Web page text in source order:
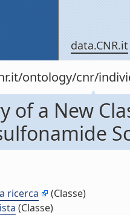
data.CNR.it
ontology/cnr/
of a New
ricerca
(Classe)
(Classe)